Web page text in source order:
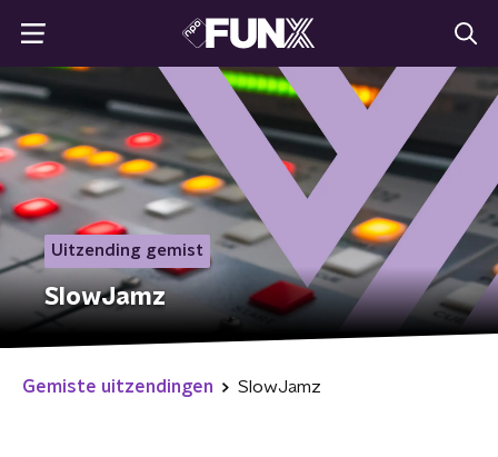
Uitzending gemist
SlowJamz
Gemiste uitzendingen SlowJamz